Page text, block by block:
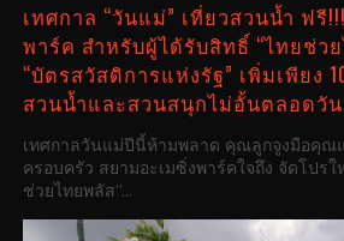
เทศกาล “วันแม่” เที่ยวสวนน้ำ ฟรี
พาร์ค สำหรับผู้ได้รับสิทธิ์ “ไทยช่ว
“บัตรสวัสดิการแห่งรัฐ” เพิ่มเพียง
สวนน้ำและสวนสนุกไม่อั้นตลอดวัน
เทศกาลวันแม่ปีนี้ห้ามพลาด คุณลูกจูงมือคุณ
ครอบครัว สยามอะเมซิ่งพาร์คใจถึง จัดโปร
ช่วยไทยพลัส”...